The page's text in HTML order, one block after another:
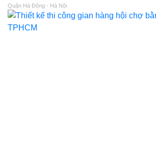
Quận Hà Đông - Hà Nội